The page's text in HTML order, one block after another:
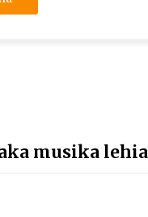
musika